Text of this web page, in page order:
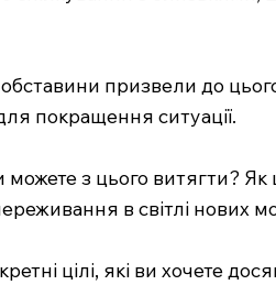
призвели до
покращення ситуації.
з цього витягти? Як
в світлі нових
цілі, які ви хочете